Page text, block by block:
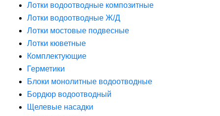
Лотки водоотводные композитные
Лотки водоотводные Ж/Д
Лотки мостовые подвесные
Лотки кюветные
Комплектующие
Герметики
Блоки монолитные водоотводные
Бордюр водоотводный
Щелевые насадки